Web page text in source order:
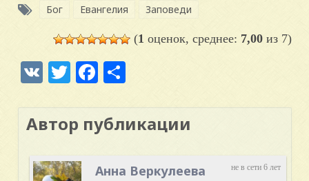
Бог Евангелия Заповеди
(1 оценок, среднее: 7,00 из 7)
VK TwitterFacebook
Автор публикации
не в сети 6 лет
Анна Веркулеева